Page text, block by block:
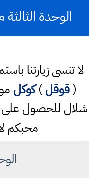
الوحدة
لا تنسى زيارتنا
(قوقل)كوكل
شلال للحصول على
محبكم